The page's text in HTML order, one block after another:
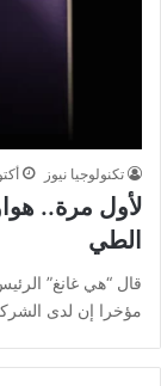
تكنولوجيا نيوز أكتوبر
لأول مرة..
الطي
قال “هي غانغ”
مؤخرا إن لدى